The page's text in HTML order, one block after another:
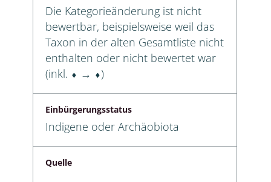
Die Kategorieänderung ist nicht
bewertbar, beispielsweise weil das
Taxon in der alten Gesamtliste nicht
enthalten oder nicht bewertet war
(inkl. ⬧ → ⬧)
Einbürgerungsstatus
Indigene oder Archäobiota
Quelle